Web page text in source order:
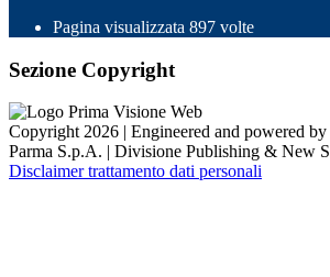
Pagina visualizzata 897 volte
Sezione Copyright
Copyright 2026 | Engineered and powered
Parma S.p.A. | Divisione Publishing & New
Disclaimer trattamento dati personali